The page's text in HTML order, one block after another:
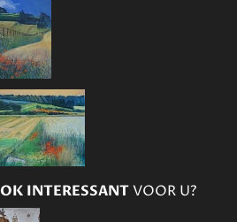
INTERESSANTVOOR U?